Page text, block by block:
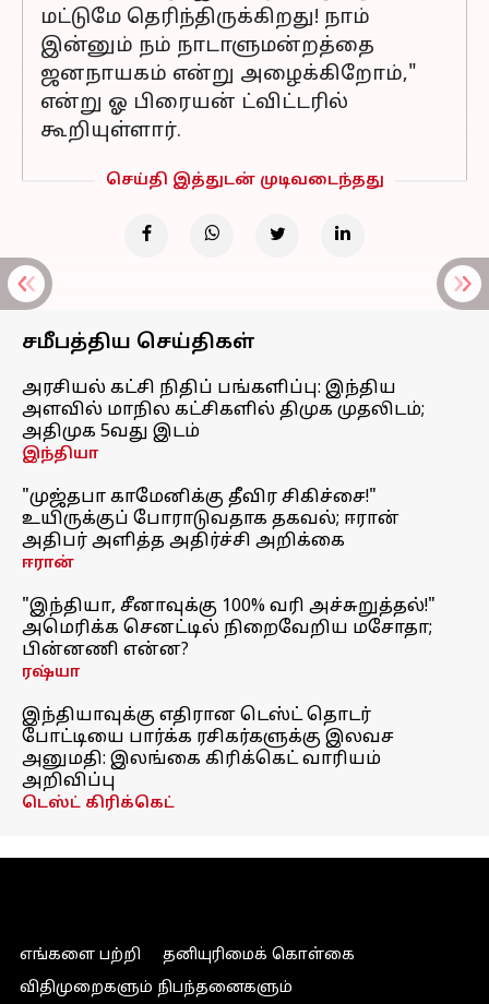
மட்டுமே தெரிந்திருக்கிறது! நாம்
இன்னும் நம் நாடாளுமன்றத்தை
ஜனநாயகம் என்று அழைக்கிறோம்,"
என்று ஓ பிரையன் ட்விட்டரில்
கூறியுள்ளார்.
செய்தி இத்துடன் முடிவடைந்தது
சமீபத்திய செய்திகள்
அரசியல் கட்சி நிதிப் பங்களிப்பு: இந்திய
அளவில் மாநில கட்சிகளில் திமுக முதலிடம்;
அதிமுக 5வது இடம்
இந்தியா
"முஜ்தபா காமேனிக்கு தீவிர சிகிச்சை!"
உயிருக்குப் போராடுவதாக தகவல்; ஈரான்
அதிபர் அளித்த அதிர்ச்சி அறிக்கை
ஈரான்
"இந்தியா, சீனாவுக்கு 100% வரி அச்சுறுத்தல்!"
அமெரிக்க செனட்டில் நிறைவேறிய மசோதா;
பின்னணி என்ன?
ரஷ்யா
இந்தியாவுக்கு எதிரான டெஸ்ட் தொடர்
போட்டியை பார்க்க ரசிகர்களுக்கு இலவச
அனுமதி: இலங்கை கிரிக்கெட் வாரியம்
அறிவிப்பு
டெஸ்ட் கிரிக்கெட்
எங்களை பற்றி
தனியுரிமைக் கொள்கை
விதிமுறைகளும் நிபந்தனைகளும்